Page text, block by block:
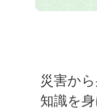
災害か
知識を